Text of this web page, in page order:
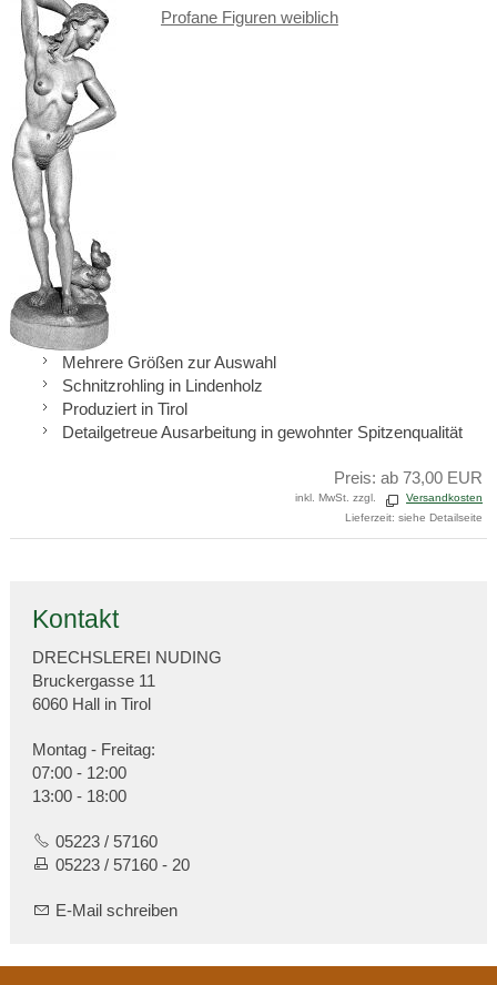
Profane Figuren weiblich
Mehrere Größen zur Auswahl
Schnitzrohling in Lindenholz
Produziert in Tirol
Detailgetreue Ausarbeitung in gewohnter Spitzenqualität
Preis: ab 73,00 EUR
inkl. MwSt. zzgl.
Versandkosten
Lieferzeit: siehe Detailseite
Kontakt
DRECHSLEREI NUDING
Bruckergasse 11
6060 Hall in Tirol
Montag - Freitag:
07:00 - 12:00
13:00 - 18:00
05223 / 57160
05223 / 57160 - 20
E-Mail schreiben